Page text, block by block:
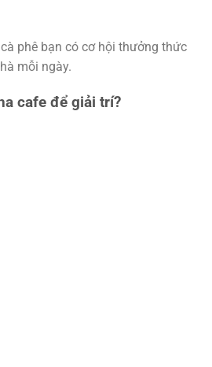
phê bạn có cơ hội thưởng thức
mỗi ngày.
cafe để giải trí?